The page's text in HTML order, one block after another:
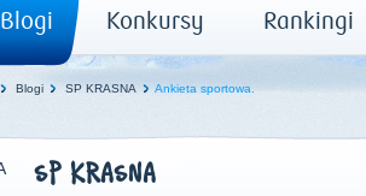
Blogi Konkursy Rankingi
Blogi SP KRASNA Ankieta sportowa.
SP KRASNA